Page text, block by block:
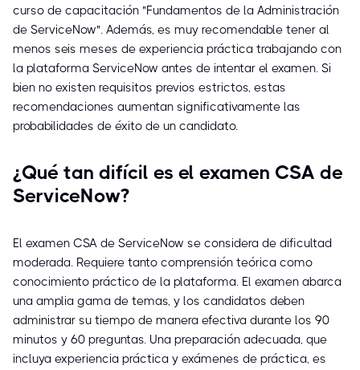
curso de capacitación "Fundamentos de la Administración
de ServiceNow". Además, es muy recomendable tener al
menos seis meses de experiencia práctica trabajando con
la plataforma ServiceNow antes de intentar el examen. Si
bien no existen requisitos previos estrictos, estas
recomendaciones aumentan significativamente las
probabilidades de éxito de un candidato.
¿Qué tan difícil es el examen CSA de
ServiceNow?
El examen CSA de ServiceNow se considera de dificultad
moderada. Requiere tanto comprensión teórica como
conocimiento práctico de la plataforma. El examen abarca
una amplia gama de temas, y los candidatos deben
administrar su tiempo de manera efectiva durante los 90
minutos y 60 preguntas. Una preparación adecuada, que
incluya experiencia práctica y exámenes de práctica, es